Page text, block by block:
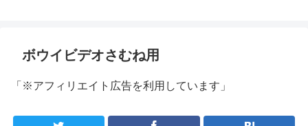
ボウイビデオさむね用
「※アフィリエイト広告を利用しています」